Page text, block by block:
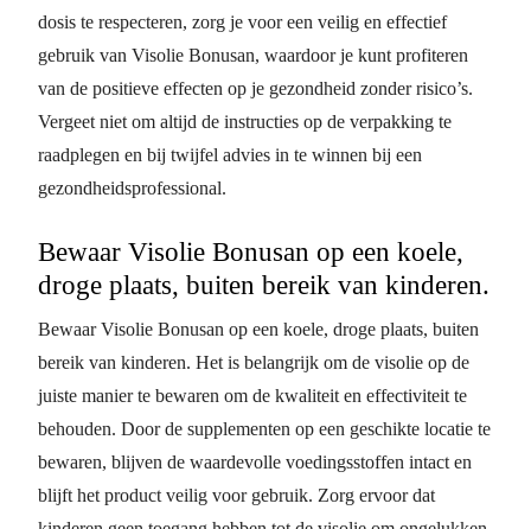
dosis te respecteren, zorg je voor een veilig en effectief
gebruik van Visolie Bonusan, waardoor je kunt profiteren
van de positieve effecten op je gezondheid zonder risico’s.
Vergeet niet om altijd de instructies op de verpakking te
raadplegen en bij twijfel advies in te winnen bij een
gezondheidsprofessional.
Bewaar Visolie Bonusan op een koele,
droge plaats, buiten bereik van kinderen.
Bewaar Visolie Bonusan op een koele, droge plaats, buiten
bereik van kinderen. Het is belangrijk om de visolie op de
juiste manier te bewaren om de kwaliteit en effectiviteit te
behouden. Door de supplementen op een geschikte locatie te
bewaren, blijven de waardevolle voedingsstoffen intact en
blijft het product veilig voor gebruik. Zorg ervoor dat